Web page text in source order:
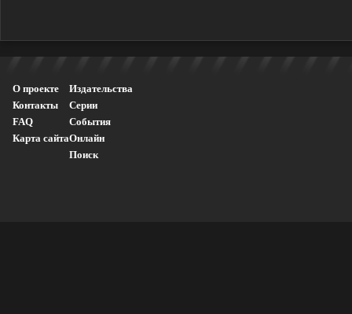
О проекте
Контакты
FAQ
Карта сайта
Издательства
Серии
События
Онлайн
Поиск